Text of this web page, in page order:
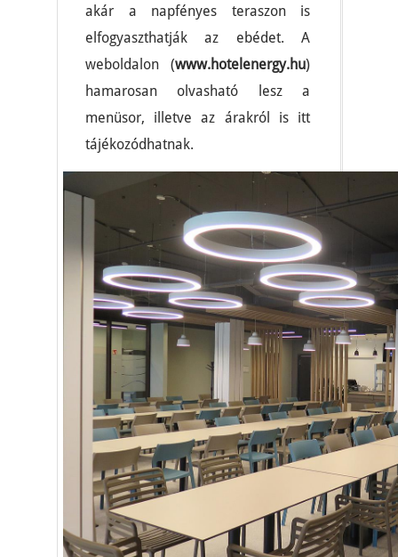
akár a napfényes teraszon is
elfogyaszthatják az ebédet. A
weboldalon (www.hotelenergy.hu)
hamarosan olvasható lesz a
menüsor, illetve az árakról is itt
tájékozódhatnak.